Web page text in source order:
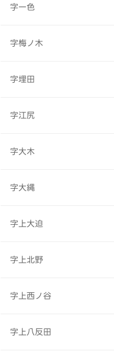
字一色
字梅ノ木
字埋田
字江尻
字大木
字大縄
字上大迫
字上北野
字上西ノ谷
字上八反田